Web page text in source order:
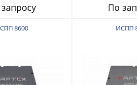
По
8600 ИСПП